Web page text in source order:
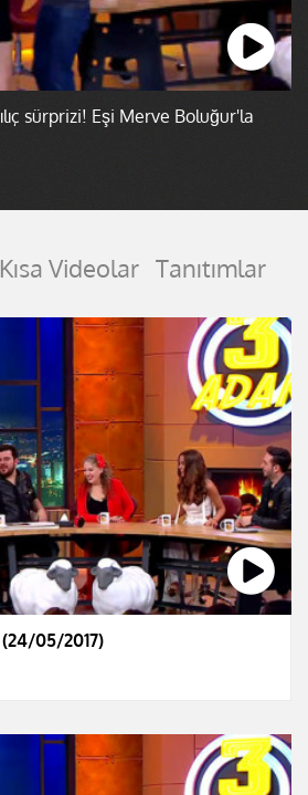
sürprizi! Eşi Merve Boluğur'la
Kısa Videolar Tanıtımlar
05/2017)